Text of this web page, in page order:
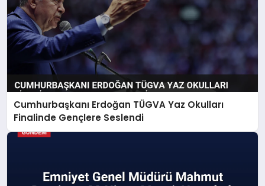
Cumhurbaşkanı Erdoğan TÜGVA Yaz Okulları
Finalinde Gençlere Seslendi